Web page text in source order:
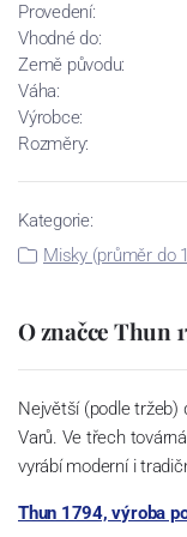
Provedení:
Vhodné do:
Země původu:
Váha:
Výrobce:
Rozměry:
Kategorie:
Misky (průměr do
O značce Thun
Největší (podle tržeb)
Varů. Ve třech
vyrábí moderní i
Thun 1794, výroba